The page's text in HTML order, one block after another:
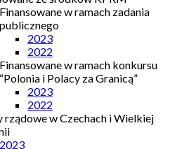
Finansowane w ramach zadania
publicznego
2023
2022
Finansowane w ramach konkursu
“Polonia i Polacy za Granicą”
2023
2022
rządowe w Czechach i Wielkiej
2023